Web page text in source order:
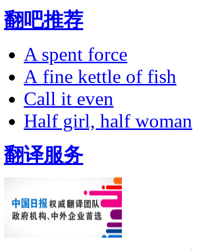
翻吧推荐
A spent force
A fine kettle of fish
Call it even
Half girl, half woman
翻译服务